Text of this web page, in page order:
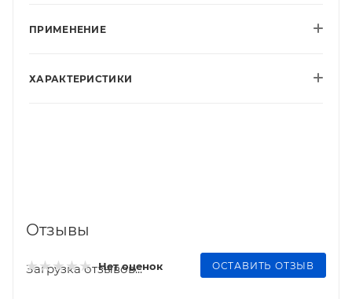
ПРИМЕНЕНИЕ
ХАРАКТЕРИСТИКИ
Отзывы
Нет оценок ОСТАВИТЬ ОТЗЫВ
Загрузка отзывов...